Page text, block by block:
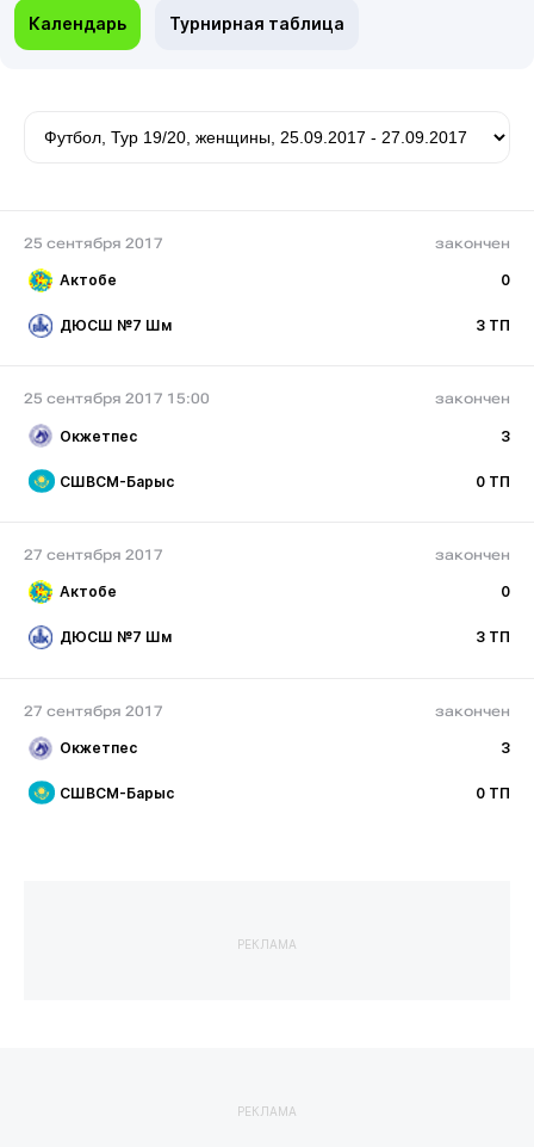
Календарь Турнирная таблица
25 сентября 2017 закончен
Актобе 0
ДЮСШ №7 Шм 3 ТП
25 сентября 2017 15:00 закончен
Окжетпес 3
СШВСМ-Барыс 0 ТП
27 сентября 2017 закончен
Актобе 0
ДЮСШ №7 Шм 3 ТП
27 сентября 2017 закончен
Окжетпес 3
СШВСМ-Барыс 0 ТП
РЕКЛАМА
РЕКЛАМА